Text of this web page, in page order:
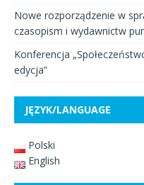
Nowe rozporządzenie w
czasopism i wydawnictw
Konferencja
edycja”
JĘZYK/LANGUAGE
Polski
English